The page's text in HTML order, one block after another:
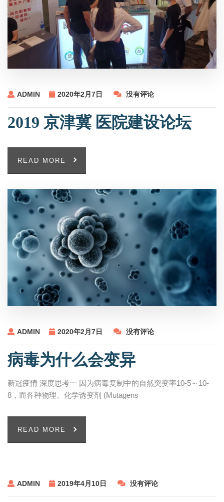
ADMIN 2020年2月7日 没有评论
2019 京津冀 医院建设论坛
READ MORE
ADMIN 2020年2月7日 没有评论
病毒为什么会变异
新冠疫情 深度思考一 因为病毒复制中的自然突变率10-5～10-
8，而各种物理、化学诱变剂 (Mutagens
READ MORE
ADMIN 2019年4月10日 没有评论